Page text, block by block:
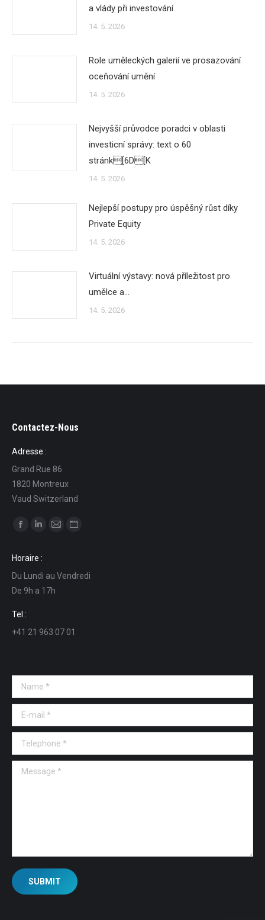
a vlády při investování
14. 5. 2026
Role uměleckých galerií ve prosazování
oceňování umění
14. 5. 2026
Nejvyšší průvodce poradci v oblasti
investicní správy: text o 60
stránk[6D[K
14. 5. 2026
Nejlepší postupy pro úspěšný růst díky
Private Equity
14. 5. 2026
Virtuální výstavy: nová příležitost pro
umělce a…
14. 5. 2026
Contactez-Nous
Adresse :
Grand Rue 86
1820 Montreux
Vaud Switzerland
Find us on:
opens
in
new
window
opens
in
new
in
in
Horaire :
Du Lundi au Vendredi
De 9h a 17h
Tel :
+41 21 963 07 01
Name *
E-mail *
Telephone *
Message *
SUBMIT